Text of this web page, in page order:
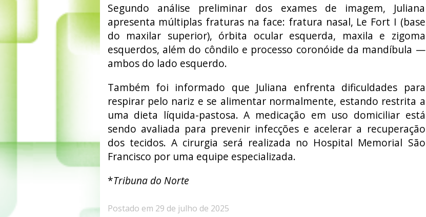
Segundo análise preliminar dos exames de imagem, Juliana
apresenta múltiplas fraturas na face: fratura nasal, Le Fort I (base
do maxilar superior), órbita ocular esquerda, maxila e zigoma
esquerdos, além do côndilo e processo coronóide da mandíbula —
ambos do lado esquerdo.
Também foi informado que Juliana enfrenta dificuldades para
respirar pelo nariz e se alimentar normalmente, estando restrita a
uma dieta líquida-pastosa. A medicação em uso domiciliar está
sendo avaliada para prevenir infecções e acelerar a recuperação
dos tecidos. A cirurgia será realizada no Hospital Memorial São
Francisco por uma equipe especializada.
*Tribuna do Norte
Postado em 29 de julho de 2025